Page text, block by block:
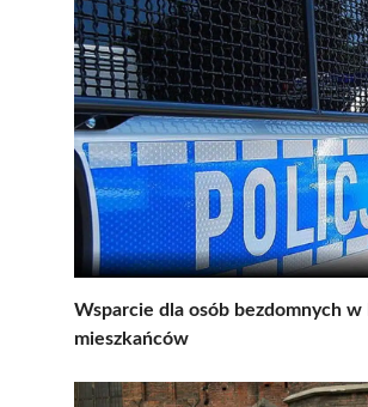
Wsparcie dla osób bezdomnych w
mieszkańców